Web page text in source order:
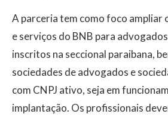
A parceria tem como foco ampliar
e serviços do BNB para
inscritos na seccional paraibana,
sociedades de advogados e
com CNPJ ativo, seja em
implantação. Os profissionais